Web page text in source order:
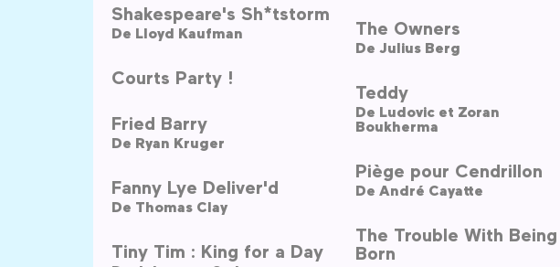
Shakespeare's Sh*tstorm
De Lloyd Kaufman
Courts Party !
Fried Barry
De Ryan Kruger
Fanny Lye Deliver'd
De Thomas Clay
Tiny Tim : King for a Day
The Owners
De Julius Berg
Teddy
De Ludovic et Zoran
Boukherma
Piège pour Cendrillon
De André Cayatte
The Trouble With Being
Born